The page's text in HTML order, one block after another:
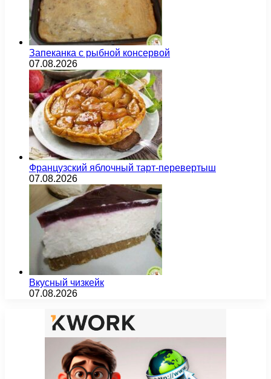
Запеканка с рыбной консервой
07.08.2026
Французский яблочный тарт-перевертыш
07.08.2026
Вкусный чизкейк
07.08.2026